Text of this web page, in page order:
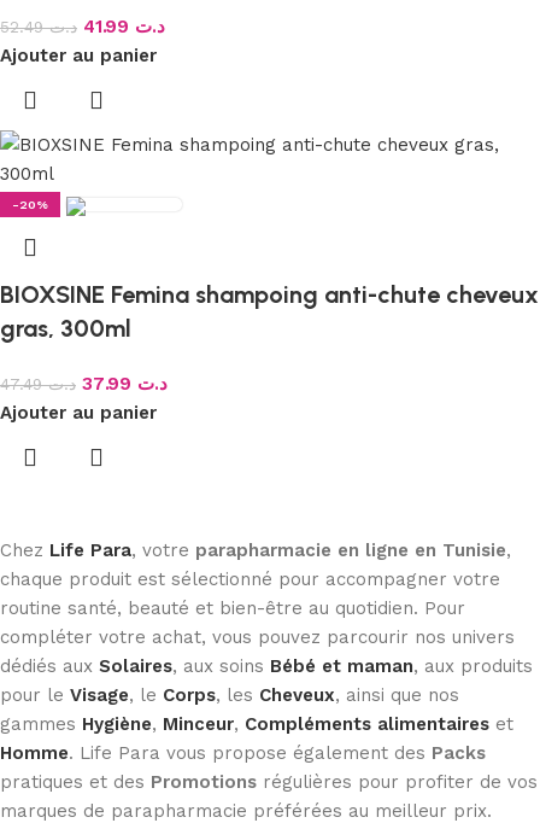
د.ت52.49 د.ت
Ajouter au panier
-20%
BIOXSINE Femina shampoing anti-chute cheveux
gras, 300ml
د.ت47.49 د.ت
Ajouter au panier
Chez Life Para, votre parapharmacie en ligne en Tunisie,
chaque produit est sélectionné pour accompagner votre
routine santé, beauté et bien-être au quotidien. Pour
compléter votre achat, vous pouvez parcourir nos univers
dédiés aux Solaires, aux soins Bébé et maman, aux produits
pour le Visage, le Corps, les Cheveux, ainsi que nos
gammes Hygiène, Minceur, Compléments alimentaires et
Homme. Life Para vous propose également des Packs
pratiques et des Promotions régulières pour profiter de vos
marques de parapharmacie préférées au meilleur prix.